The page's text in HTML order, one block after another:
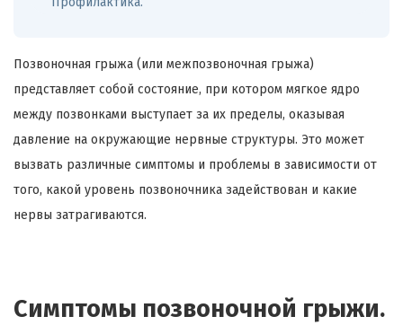
Позвоночная грыжа (или межпозвоночная грыжа)
представляет собой состояние, при котором мягкое ядро
между позвонками выступает за их пределы, оказывая
давление на окружающие нервные структуры. Это может
вызвать различные симптомы и проблемы в зависимости от
того, какой уровень позвоночника задействован и какие
нервы затрагиваются.
Симптомы позвоночной грыжи.